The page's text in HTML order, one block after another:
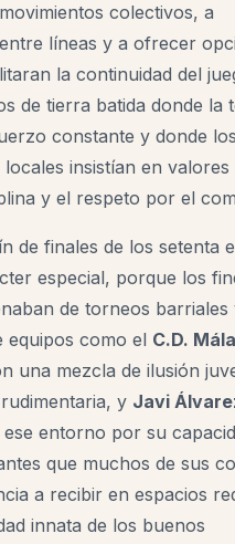
colectivos, a
líneas y a ofrecer
la continuidad del
de tierra batida donde la
constante y donde los
insistían en valores
y el respeto por el
de finales de los setenta
especial, porque los
de torneos barriales
equipos como el C.D.
una mezcla de ilusión
y Javi
ese entorno por su
que muchos de sus
a recibir en espacios
innata de los buenos